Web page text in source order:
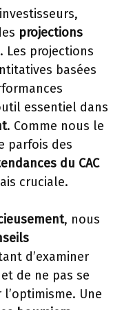
projections
. Les projections
basées
essentiel dans
. Comme nous le
parfois des
du CAC
cruciale.
, nous
d’examiner
de ne pas se
Une